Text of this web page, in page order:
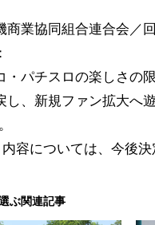
商業協同組合連合会／
・パチスロの楽しさの
し、新規ファン拡大へ
容については、今後決
ぶ関連記事